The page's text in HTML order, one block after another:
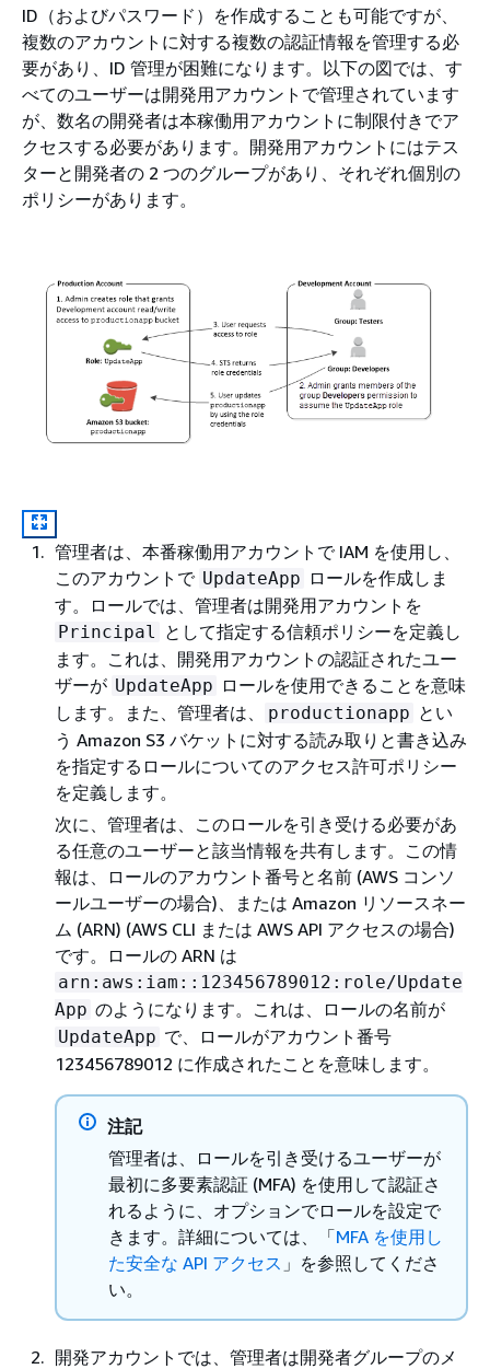
ID（およびパスワード）を作成することも可能ですが、
複数のアカウントに対する複数の認証情報を管理する必
要があり、ID 管理が困難になります。以下の図では、す
べてのユーザーは開発用アカウントで管理されています
が、数名の開発者は本稼働用アカウントに制限付きでア
クセスする必要があります。開発用アカウントにはテス
ターと開発者の 2 つのグループがあり、それぞれ個別の
ポリシーがあります。
管理者は、本番稼働用アカウントで IAM を使用し、
このアカウントで UpdateApp ロールを作成しま
す。ロールでは、管理者は開発用アカウントを
Principal として指定する信頼ポリシーを定義し
ます。これは、開発用アカウントの認証されたユー
ザーが UpdateApp ロールを使用できることを意味
します。また、管理者は、
productionapp とい
う Amazon S3 バケットに対する読み取りと書き込み
を指定するロールについてのアクセス許可ポリシー
を定義します。
次に、管理者は、このロールを引き受ける必要があ
る任意のユーザーと該当情報を共有します。この情
報は、ロールのアカウント番号と名前 (AWS コンソ
ールユーザーの場合)、または Amazon リソースネー
ム (ARN) (AWS CLI または AWS API アクセスの場合)
です。ロールの ARN は
arn:aws:iam::123456789012:role/Update
App のようになります。これは、ロールの名前が
UpdateApp で、ロールがアカウント番号
123456789012 に作成されたことを意味します。
注記
管理者は、ロールを引き受けるユーザーが
最初に多要素認証 (MFA) を使用して認証さ
れるように、オプションでロールを設定で
きます。詳細については、「MFA を使用し
た安全な API アクセス 」を参照してくださ
い。
開発アカウントでは、管理者は開発者グループのメ